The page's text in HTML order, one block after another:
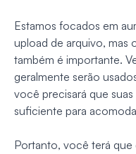
Estamos focados em
upload de arquivo, mas
também é importante.
geralmente serão
você precisará que
suficiente para
Portanto, você terá que